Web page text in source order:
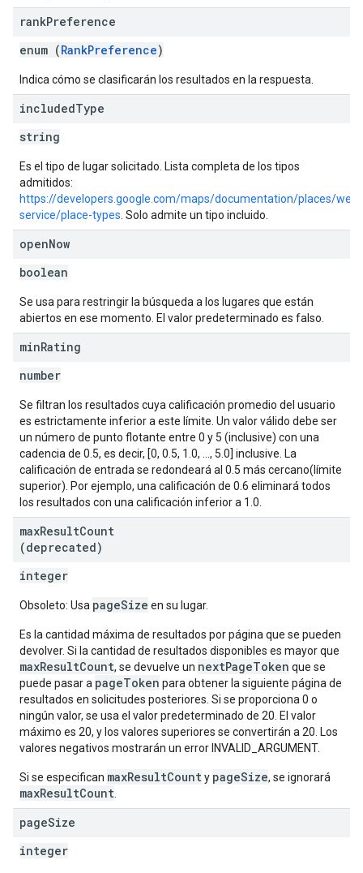
rankPreference
enum (RankPreference)
Indica cómo se clasificarán los resultados en la respuesta.
includedType
string
Es el tipo de lugar solicitado. Lista completa de los tipos
admitidos:
https://developers.google.com/maps/documentation/places/web-
service/place-types . Solo admite un tipo incluido.
openNow
boolean
Se usa para restringir la búsqueda a los lugares que están
abiertos en ese momento. El valor predeterminado es falso.
minRating
number
Se filtran los resultados cuya calificación promedio del usuario
es estrictamente inferior a este límite. Un valor válido debe ser
un número de punto flotante entre 0 y 5 (inclusive) con una
cadencia de 0.5, es decir, [0, 0.5, 1.0, …, 5.0] inclusive. La
calificación de entrada se redondeará al 0.5 más cercano(límite
superior). Por ejemplo, una calificación de 0.6 eliminará todos
los resultados con una calificación inferior a 1.0.
maxResultCount
(deprecated)
integer
Obsoleto: Usa pageSize en su lugar.
Es la cantidad máxima de resultados por página que se pueden
devolver. Si la cantidad de resultados disponibles es mayor que
maxResultCount, se devuelve un nextPageToken que se
puede pasar a pageToken para obtener la siguiente página de
resultados en solicitudes posteriores. Si se proporciona 0 o
ningún valor, se usa el valor predeterminado de 20. El valor
máximo es 20, y los valores superiores se convertirán a 20. Los
valores negativos mostrarán un error INVALID_ARGUMENT.
Si se especifican maxResultCounty pageSize, se ignorará
maxResultCount
pageSize
integer